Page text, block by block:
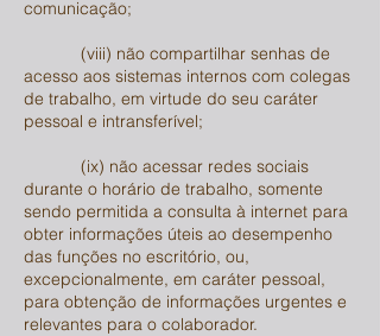
comunicação;
(viii) não compartilhar senhas de
acesso aos sistemas internos com colegas
de trabalho, em virtude do seu caráter
pessoal e intransferível;
(ix) não acessar redes sociais
durante o horário de trabalho, somente
sendo permitida a consulta à internet para
obter informações úteis ao desempenho
das funções no escritório, ou,
excepcionalmente, em caráter pessoal,
para obtenção de informações urgentes e
relevantes para o colaborador.